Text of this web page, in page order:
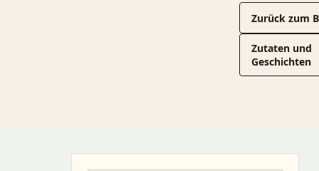
Zurück zum
Zutaten und
Geschichten